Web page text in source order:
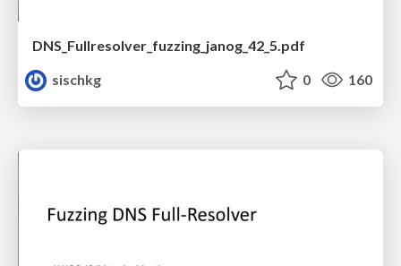
DNS_Fullresolver_fuzzing_janog_42_5.pdf
sischkg
0 160